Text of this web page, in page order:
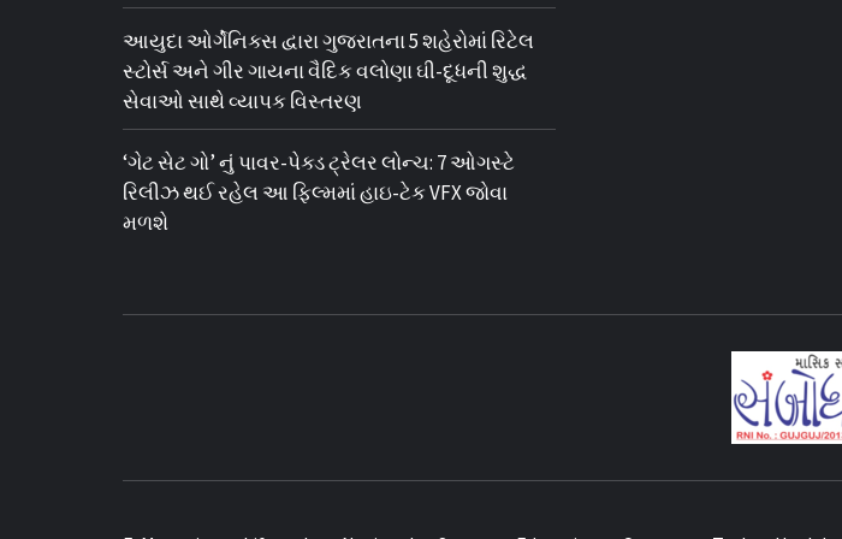
આયુદા ઓર્ગેનિક્સ દ્વારા ગુજરાતના 5 શહેરોમાં રિટેલ
સ્ટોર્સ અને ગીર ગાયના વૈદિક વલોણા ઘી-દૂધની શુદ્ધ
સેવાઓ સાથે વ્યાપક વિસ્તરણ
‘ગેટ સેટ ગો’ નું પાવર-પેક્ડ ટ્રેલર લોન્ચ: 7 ઓગસ્ટે
રિલીઝ થઈ રહેલ આ ફિલ્મમાં હાઇ-ટેક VFX જોવા
મળશે